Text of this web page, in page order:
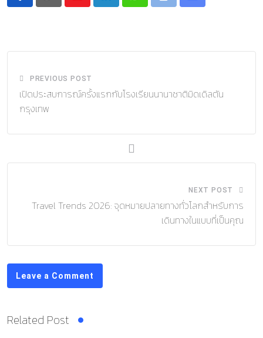
YoutubeLinkedInWhatsapp
Print
Share
PREVIOUS POST
เปิดประสบการณ์ครั้งแรกกับโรงเรียนนานาชาติมิดเดิลตัน
กรุงเทพ
NEXT POST
Travel Trends 2026: จุดหมายปลายทางทั่วโลกสำหรับการ
เดินทางในแบบที่เป็นคุณ
Leave a Comment
Related Post